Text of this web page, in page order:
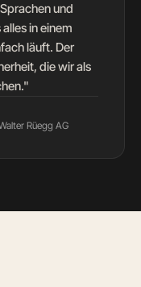
und
in einem
läuft. Der
die wir als
Rüegg AG